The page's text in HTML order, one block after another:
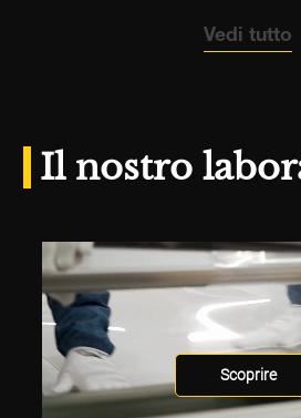
Vedi tutto
Il nostro
Scoprire